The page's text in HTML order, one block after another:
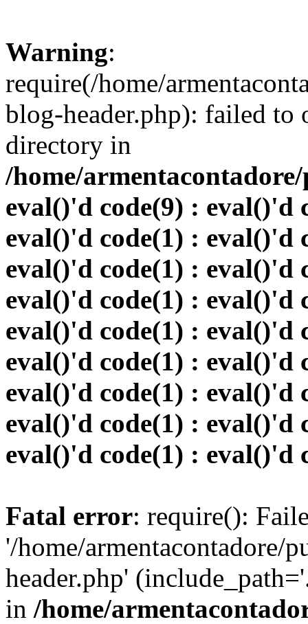
Warning:
require(/home/
blog-header.php): failed to
directory in
/home/
eval()'d code(9) : eval()'d
eval()'d code(1) : eval()'d
eval()'d code(1) : eval()'d
eval()'d code(1) : eval()'d
eval()'d code(1) : eval()'d
eval()'d code(1) : eval()'d
eval()'d code(1) : eval()'d
eval()'d code(1) : eval()'d
eval()'d code(1) : eval()'d
Fatal error: require():
'/home/armentacontadore/
header.php'
in /home/